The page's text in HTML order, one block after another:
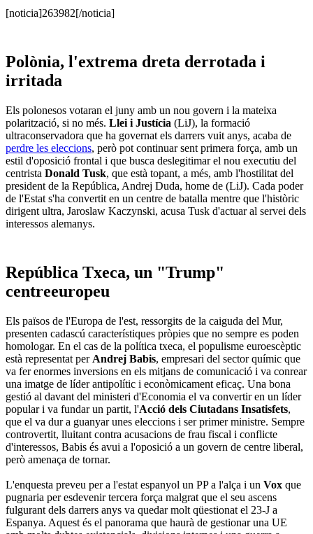
[noticia]263982[/noticia]
Polònia, l'extrema dreta derrotada i
irritada
Els polonesos votaran el juny amb un nou govern i la mateixa
polarització, si no més. Llei i Justícia (LiJ), la formació
ultraconservadora que ha governat els darrers vuit anys, acaba de
perdre les eleccions, però pot continuar sent primera força, amb un
estil d'oposició frontal i que busca deslegitimar el nou executiu del
centrista Donald Tusk, que està topant, a més, amb l'hostilitat del
president de la República, Andrej Duda, home de (LiJ). Cada poder
de l'Estat s'ha convertit en un centre de batalla mentre que l'històric
dirigent ultra, Jaroslaw Kaczynski, acusa Tusk d'actuar al servei dels
interessos alemanys.
República Txeca, un "Trump"
centreeuropeu
Els països de l'Europa de l'est, ressorgits de la caiguda del Mur,
presenten cadascú característiques pròpies que no sempre es poden
homologar. En el cas de la política txeca, el populisme euroescèptic
està representat per Andrej Babis, empresari del sector químic que
va fer enormes inversions en els mitjans de comunicació i va conrear
una imatge de líder antipolític i econòmicament eficaç. Una bona
gestió al davant del ministeri d'Economia el va convertir en un líder
popular i va fundar un partit, l'Acció dels Ciutadans Insatisfets,
que el va dur a guanyar unes eleccions i ser primer ministre. Sempre
controvertit, lluitant contra acusacions de frau fiscal i conflicte
d'interessos, Babis és avui a l'oposició a un govern de centre liberal,
però amenaça de tornar.
L'enquesta preveu per a l'estat espanyol un PP a l'alça i un Vox que
pugnaria per esdevenir tercera força malgrat que el seu ascens
fulgurant dels darrers anys va quedar molt qüestionat el 23-J a
Espanya. Aquest és el panorama que haurà de gestionar una UE